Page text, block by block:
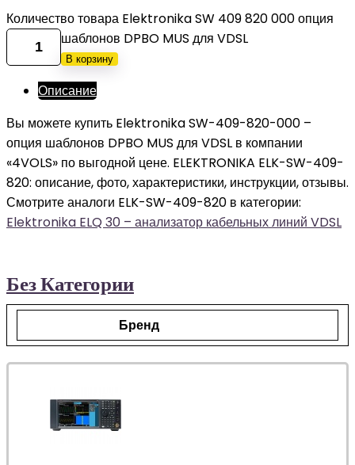
Количество товара Elektronika SW 409 820 000 опция
шаблонов DPBO MUS для VDSL
В корзину
Описание
Вы можете купить Elektronika SW-409-820-000 –
опция шаблонов DPBO MUS для VDSL в компании
«4VOLS» по выгодной цене. ELEKTRONIKA ELK-SW-409-
820: описание, фото, характеристики, инструкции, отзывы.
Смотрите аналоги ELK-SW-409-820 в категории:
Elektronika ELQ 30 – анализатор кабельных линий VDSL
Без Категории
Бренд